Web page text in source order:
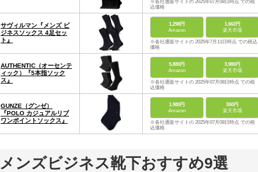
※各社通販サイトの 2025年07月08日時点 での税
込価格
サヴィルマン『メンズ ビ
ジネスソックス 4足セッ
ト』
1,298円
Amazon
1,662円
楽天市場
※各社通販サイトの 2025年7月11日時点 での税込
価格
AUTHENTIC（オーセンテ
ィック）『5本指ソック
ス』
5,880円
Amazon
3,980円
楽天市場
※各社通販サイトの 2025年07月08日時点 での税
込価格
GUNZE（グンゼ）
『POLO カジュアルリブ
ワンポイントソックス』
1,980円
Amazon
550円
楽天市場
※各社通販サイトの 2025年07月08日時点 での税
込価格
メンズビジネス靴下おすすめ9選